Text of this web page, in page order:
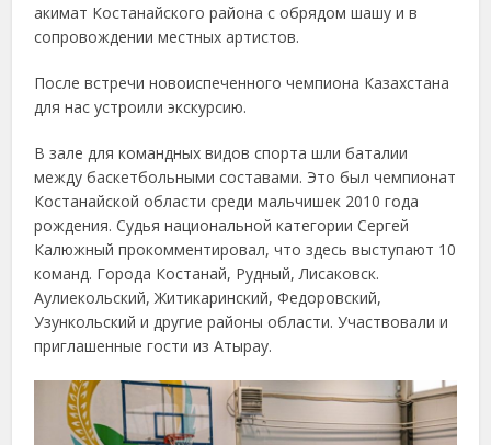
акимат Костанайского района с обрядом шашу и в
сопровождении местных артистов.
После встречи новоиспеченного чемпиона Казахстана
для нас устроили экскурсию.
В зале для командных видов спорта шли баталии
между баскетбольными составами. Это был чемпионат
Костанайской области среди мальчишек 2010 года
рождения. Судья национальной категории Сергей
Калюжный прокомментировал, что здесь выступают 10
команд. Города Костанай, Рудный, Лисаковск.
Аулиекольский, Житикаринский, Федоровский,
Узункольский и другие районы области. Участвовали и
приглашенные гости из Атырау.